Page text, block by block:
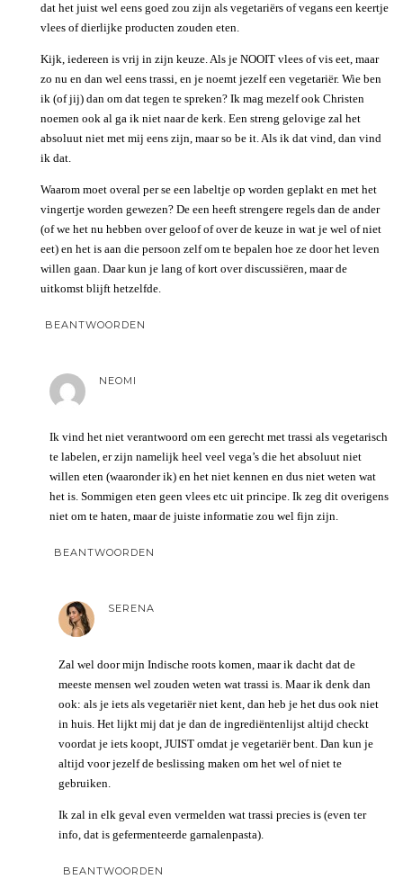
dat het juist wel eens goed zou zijn als vegetariërs of vegans een keertje
vlees of dierlijke producten zouden eten.
Kijk, iedereen is vrij in zijn keuze. Als je NOOIT vlees of vis eet, maar
zo nu en dan wel eens trassi, en je noemt jezelf een vegetariër. Wie ben
ik (of jij) dan om dat tegen te spreken? Ik mag mezelf ook Christen
noemen ook al ga ik niet naar de kerk. Een streng gelovige zal het
absoluut niet met mij eens zijn, maar so be it. Als ik dat vind, dan vind
ik dat.
Waarom moet overal per se een labeltje op worden geplakt en met het
vingertje worden gewezen? De een heeft strengere regels dan de ander
(of we het nu hebben over geloof of over de keuze in wat je wel of niet
eet) en het is aan die persoon zelf om te bepalen hoe ze door het leven
willen gaan. Daar kun je lang of kort over discussiëren, maar de
uitkomst blijft hetzelfde.
BEANTWOORDEN
NEOMI
Ik vind het niet verantwoord om een gerecht met trassi als vegetarisch
te labelen, er zijn namelijk heel veel vega’s die het absoluut niet
willen eten (waaronder ik) en het niet kennen en dus niet weten wat
het is. Sommigen eten geen vlees etc uit principe. Ik zeg dit overigens
niet om te haten, maar de juiste informatie zou wel fijn zijn.
BEANTWOORDEN
SERENA
Zal wel door mijn Indische roots komen, maar ik dacht dat de
meeste mensen wel zouden weten wat trassi is. Maar ik denk dan
ook: als je iets als vegetariër niet kent, dan heb je het dus ook niet
in huis. Het lijkt mij dat je dan de ingrediëntenlijst altijd checkt
voordat je iets koopt, JUIST omdat je vegetariër bent. Dan kun je
altijd voor jezelf de beslissing maken om het wel of niet te
gebruiken.
Ik zal in elk geval even vermelden wat trassi precies is (even ter
info, dat is gefermenteerde garnalenpasta).
BEANTWOORDEN